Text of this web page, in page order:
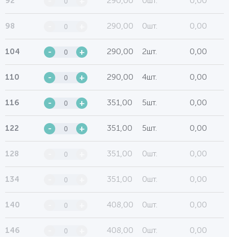
98 290,00 0шт. 0,00
104 - + 290,00 2шт. 0,00
110 - + 290,00 4шт. 0,00
116 - + 351,00 5шт. 0,00
122 - + 351,00 5шт. 0,00
128 351,00 0шт. 0,00
134 351,00 0шт. 0,00
140 408,00 0шт. 0,00
146 408,00 0шт. 0,00